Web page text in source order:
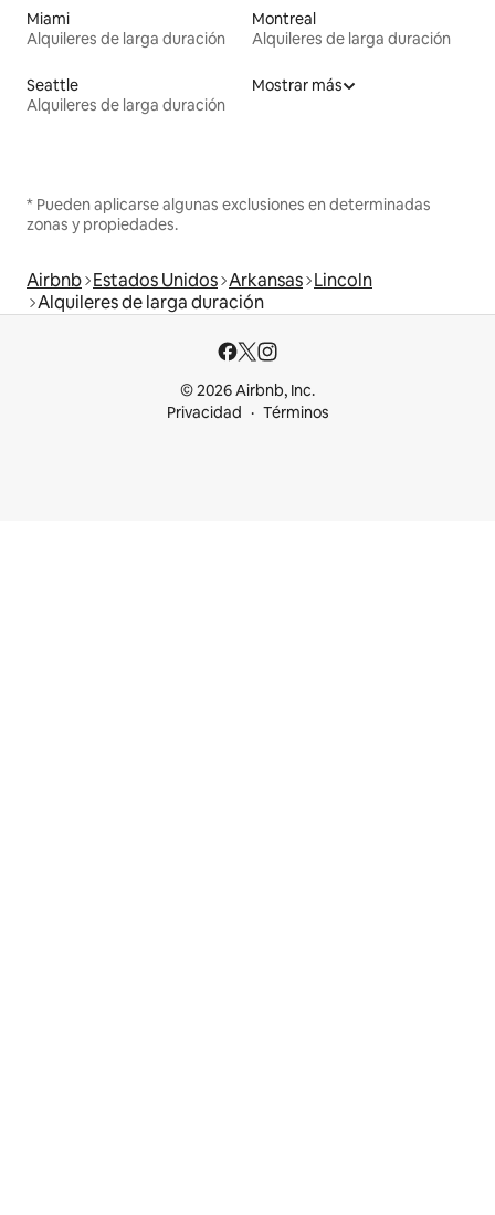
Miami
Alquileres de larga duración
Montreal
Alquileres de larga duración
Seattle
Alquileres de larga duración
Mostrar más
* Pueden aplicarse algunas exclusiones en determinadas
zonas y propiedades.
Airbnb Estados Unidos Arkansas Lincoln
Alquileres de larga duración
© 2026 Airbnb, Inc.
Privacidad
Términos